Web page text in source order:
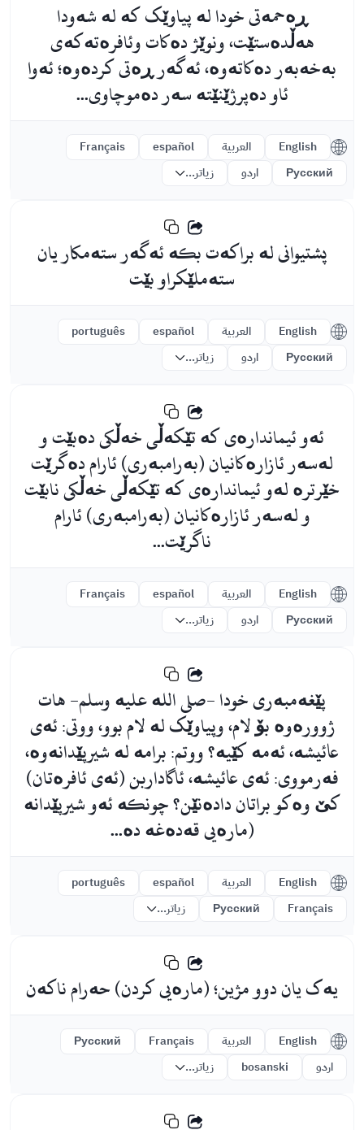
ڕەحمەتی خودا لە پیاوێک کە لە شەودا
هەڵدەستێت، ونوێژ دەکات وئافرەتەکەى
بەخەبەر دەکاتەوە، ئەگەر ڕەتی کردەوە؛ ئەوا
ئاو دەپرژێنێتە سەر دەموچاوی...
English العربية español
Français
Русский
اردو زیاتر...
پشتیوانى لە براکەت بکە ئەگەر ستەمکار یان
ستەملێکراو بێت
English العربية español
português
Русский
اردو زیاتر...
ئەو ئیماندارەی کە تێکەڵی خەڵکی دەبێت و
لەسەر ئازارەکانیان (بەرامبەری) ئارام دەگرێت
خێرترە لەو ئیماندارەی کە تێکەڵی خەڵکی نابێت
و لەسەر ئازارەکانیان (بەرامبەری) ئارام
ناگرێت...
English العربية español
Français
Русский
اردو زیاتر...
پێغەمبەری خودا -صلى اللە علیە وسلم- هات
ژوورەوە بۆ لام، وپیاوێک لە لام بوو، ووتی: ئەی
عائیشە، ئەمە کێیە؟ ووتم: برامە لە شیرپێدانەوە،
فەرمووی: ئەی عائیشە، ئاگاداربن (ئەی ئافرەتان)
کێ وەکو براتان دادەنێن؟ چونکە ئەو شیرپێدانە
(مارەیی قەدەغە دە...
English العربية español
português
Français
Русский زیاتر...
یەک یان دوو مژین؛ (مارەیی کردن) حەرام ناکەن
English العربية Français
Русский
اردو
bosanski زیاتر...